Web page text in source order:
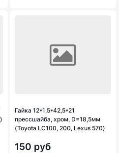
Гайка 12*1,5*42,5*21
прессшайба, хром, D=18,5мм
(Toyota LC100, 200, Lexus 570)
150 руб